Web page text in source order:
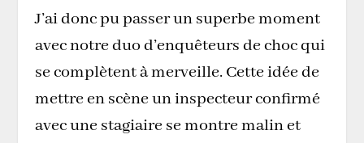
J’ai donc pu passer un superbe moment
avec notre duo d’enquêteurs de choc qui
se complètent à merveille. Cette idée de
mettre en scène un inspecteur confirmé
avec une stagiaire se montre malin et